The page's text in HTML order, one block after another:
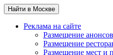
Найти в Москве
Реклама на сайте
Размещение
Размещение
Размещение мест и